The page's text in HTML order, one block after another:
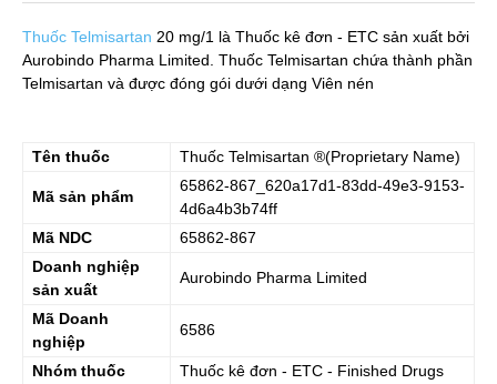
Thuốc Telmisartan 20 mg/1 là Thuốc kê đơn - ETC sản xuất bởi
Aurobindo Pharma Limited. Thuốc Telmisartan chứa thành phần
Telmisartan và được đóng gói dưới dạng Viên nén
Tên thuốc Thuốc Telmisartan ®(Proprietary Name)
Mã sản phẩm
65862-867_620a17d1-83dd-49e3-9153-
4d6a4b3b74ff
Mã NDC
65862-867
Doanh nghiệp
sản xuất
Aurobindo Pharma Limited
Mã Doanh
nghiệp
6586
Nhóm thuốc Thuốc kê đơn - ETC - Finished Drugs